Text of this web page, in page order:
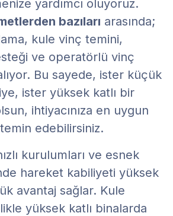
yardımcı oluyoruz.
bazıları arasında;
kule vinç temini,
ve operatörlü vinç
Bu sayede, ister küçük
ister yüksek katlı bir
ihtiyacınıza en uygun
edebilirsiniz.
kurulumları ve esnek
hareket kabiliyeti yüksek
avantaj sağlar. Kule
yüksek katlı binalarda